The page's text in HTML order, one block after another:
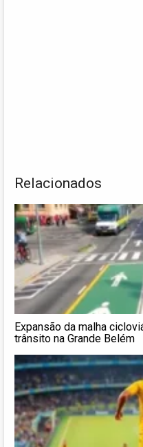
Relacionados
Expansão da malha
trânsito na Grande Belém